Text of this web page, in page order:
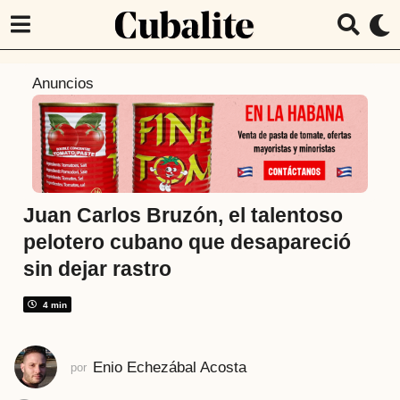
t
á
s
2
ñ
o
s
Anuncios
Juan Carlos Bruzón, el talentoso
pelotero cubano que desapareció
sin dejar rastro
4 min
por Enio Echezábal Acosta